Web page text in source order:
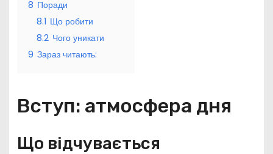
8 Поради
8.1 Що робити
8.2 Чого уникати
9 Зараз читають:
Вступ: атмосфера дня
Що відчувається